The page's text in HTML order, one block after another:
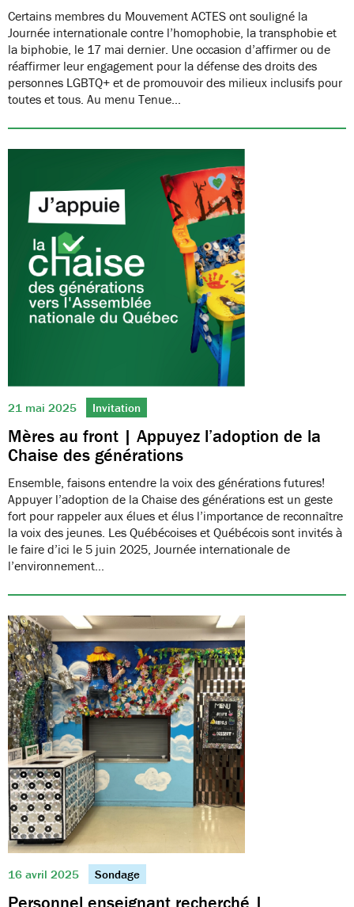
Certains membres du Mouvement ACTES ont souligné la
Journée internationale contre l’homophobie, la transphobie et
la biphobie, le 17 mai dernier. Une occasion d’affirmer ou de
réaffirmer leur engagement pour la défense des droits des
personnes LGBTQ+ et de promouvoir des milieux inclusifs pour
toutes et tous. Au menu Tenue…
21 mai 2025 Invitation
Mères au front | Appuyez l’adoption de la
Chaise des générations
Ensemble, faisons entendre la voix des générations futures!
Appuyer l’adoption de la Chaise des générations est un geste
fort pour rappeler aux élues et élus l’importance de reconnaître
la voix des jeunes. Les Québécoises et Québécois sont invités à
le faire d’ici le 5 juin 2025, Journée internationale de
l’environnement…
16 avril 2025 Sondage
Personnel enseignant recherché |